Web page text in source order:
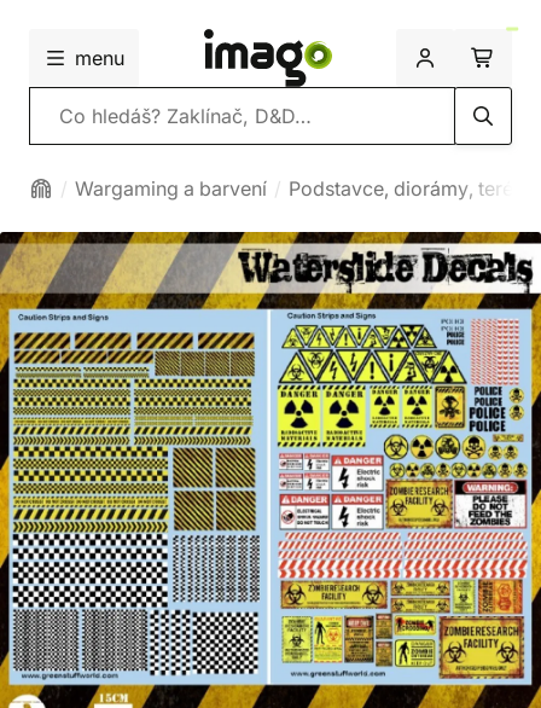
menu
Vyhledávání
Wargaming a barvení Podstavce, diorámy, terény